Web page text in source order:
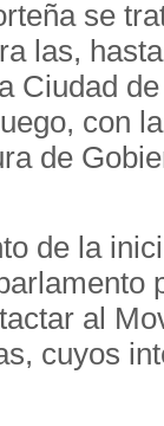
se
las,
Ciudad
con
de
de la
al
cuyos